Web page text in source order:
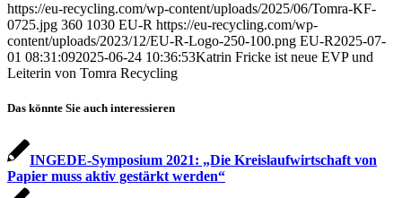
https://eu-recycling.com/wp-content/uploads/2025/06/Tomra-KF-
0725.jpg 360 1030 EU-R https://eu-recycling.com/wp-
content/uploads/2023/12/EU-R-Logo-250-100.png EU-R2025-07-
01 08:31:092025-06-24 10:36:53Katrin Fricke ist neue EVP und
Leiterin von Tomra Recycling
Das könnte Sie auch interessieren
INGEDE-Symposium 2021: „Die Kreislaufwirtschaft von
Papier muss aktiv gestärkt werden“